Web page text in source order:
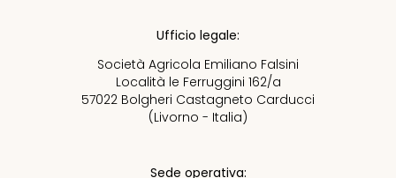
Ufficio legale:
Società Agricola Emiliano Falsini
Località le Ferruggini 162/a
57022 Bolgheri Castagneto Carducci
(Livorno - Italia)
Sede operativa: